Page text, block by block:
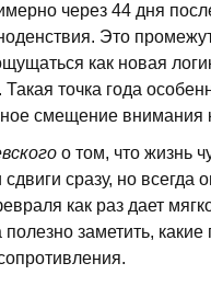
через 44 дня
Это
как новая
точка года
смещение внимания
о том, что жизнь
сразу, но всегда
как раз дает
заметить,